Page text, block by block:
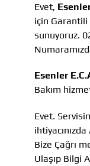
Evet,
için
sunuyoruz.
Esenler
Bakım
Evet.
Bize Çağrı
Ulaşıp Bilgi